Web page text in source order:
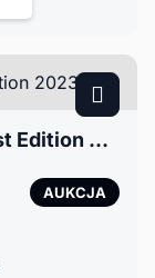
Bentley Bentayga 4.0 Azure First Edition 2023
AUKCJA